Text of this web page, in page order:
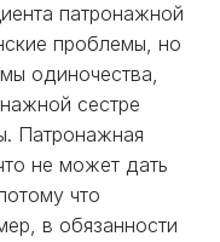
патронажной
проблемы, но
одиночества,
сестре
Патронажная
не может дать
что
в обязанности